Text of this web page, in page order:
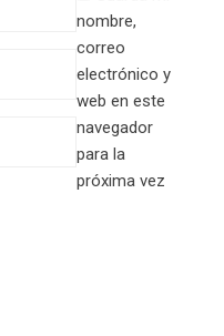
nombre,
correo
electrónico y
web en este
navegador
para la
próxima vez